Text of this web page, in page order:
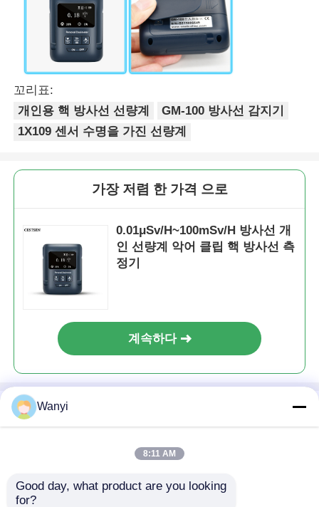
꼬리표:
개인용 핵 방사선 선량계
GM-100 방사선 감지기
1X109 센서 수명을 가진 선량계
가장 저렴 한 가격 으로
0.01μSv/H~100mSv/H 방사선 개
인 선량계 악어 클립 핵 방사선 측
정기
계속하다
추천된 제품
Wanyi
8:11 AM
Good day, what product are you looking
for?